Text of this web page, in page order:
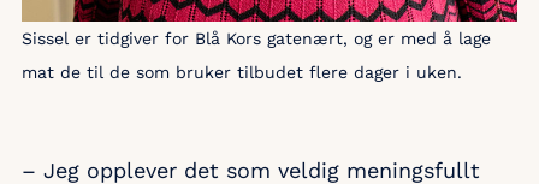
Sissel er tidgiver for Blå Kors gatenært, og er med å lage
mat de til de som bruker tilbudet flere dager i uken.
– Jeg opplever det som veldig meningsfullt